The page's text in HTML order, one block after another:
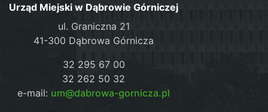
Urząd Miejski w Dąbrowie Górniczej
ul. Graniczna 21
41-300 Dąbrowa Górnicza
32 295 67 00
32 262 50 32
e-mail: um@dabrowa-gornicza.pl